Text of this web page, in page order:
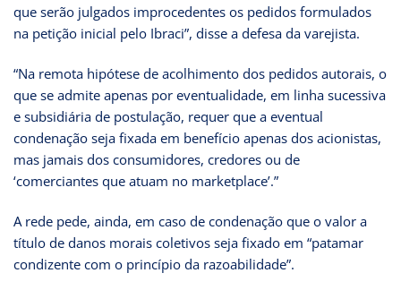
que serão julgados improcedentes os pedidos formulados
na petição inicial pelo Ibraci”, disse a defesa da varejista.
“Na remota hipótese de acolhimento dos pedidos autorais, o
que se admite apenas por eventualidade, em linha sucessiva
e subsidiária de postulação, requer que a eventual
condenação seja fixada em benefício apenas dos acionistas,
mas jamais dos consumidores, credores ou de
‘comerciantes que atuam no marketplace’.”
A rede pede, ainda, em caso de condenação que o valor a
título de danos morais coletivos seja fixado em “patamar
condizente com o princípio da razoabilidade”.